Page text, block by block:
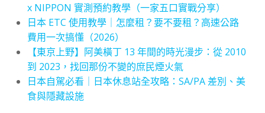
x NIPPON 實測預約教學（一家五口實戰分享）
日本 ETC 使用教學｜怎麼租？要不要租？高速公路
費用一次搞懂（2026）
【東京上野】阿美橫丁 13 年間的時光漫步：從 2010
到 2023，找回那份不變的庶民煙火氣
日本自駕必看｜日本休息站全攻略：SA/PA 差別、美
食與隱藏設施